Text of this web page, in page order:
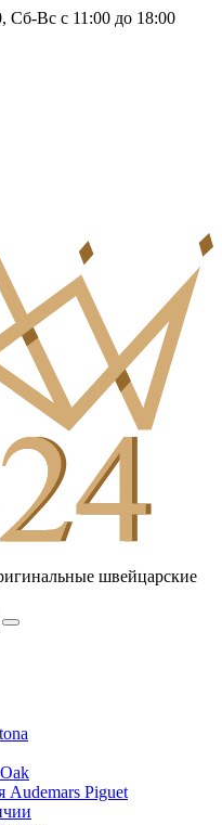
Вс с 11:00 до 18:00
швейцарские
Audemars Piguet